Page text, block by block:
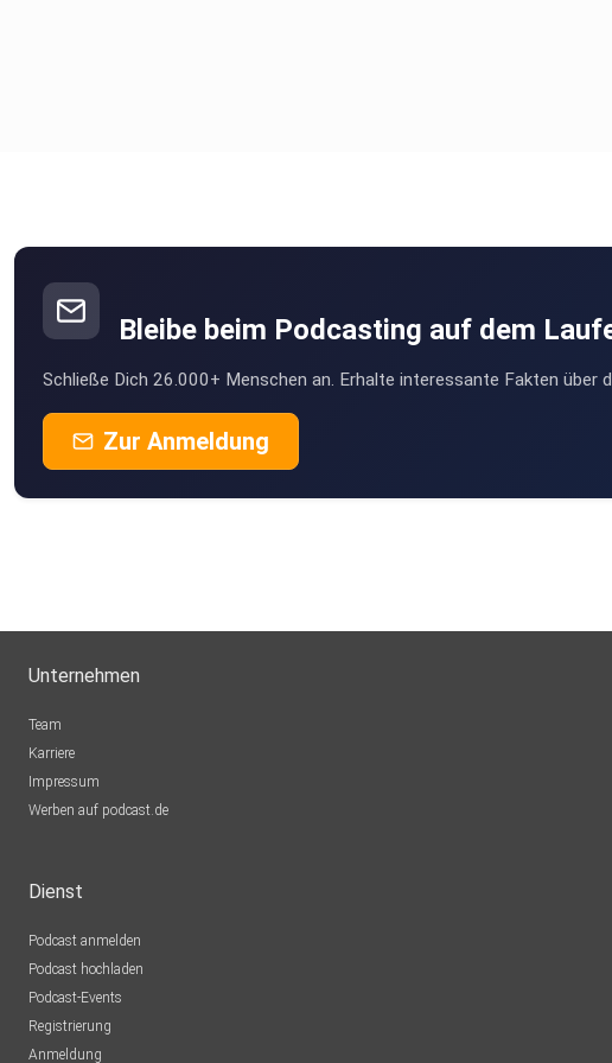
Bleibe beim Podcasting auf dem
Schließe Dich 26.000+ Menschen an. Erhalte interessante Fakten
Zur Anmeldung
Unternehmen
Team
Karriere
Impressum
Werben auf podcast.de
Dienst
Podcast anmelden
Podcast hochladen
Podcast-Events
Registrierung
Anmeldung